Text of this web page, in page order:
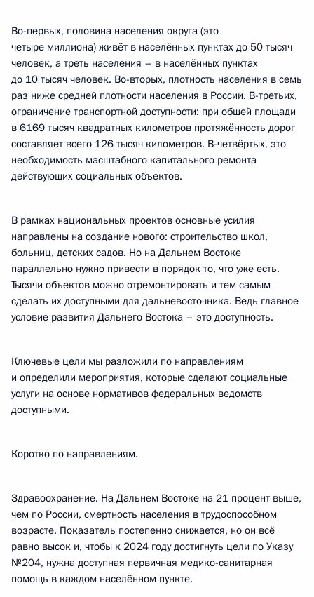
Во-первых, половина населения округа (это
четыре миллиона) живёт в населённых пунктах до 50 тысяч
человек, а треть населения – в населённых пунктах
до 10 тысяч человек. Во-вторых, плотность населения в семь
раз ниже средней плотности населения в России. В-третьих,
ограничение транспортной доступности: при общей площади
в 6169 тысяч квадратных километров протяжённость дорог
составляет всего 126 тысяч километров. В-четвёртых, это
необходимость масштабного капитального ремонта
действующих социальных объектов.
В рамках национальных проектов основные усилия
направлены на создание нового: строительство школ,
больниц, детских садов. Но на Дальнем Востоке
параллельно нужно привести в порядок то, что уже есть.
Тысячи объектов можно отремонтировать и тем самым
сделать их доступными для дальневосточника. Ведь главное
условие развития Дальнего Востока – это доступность.
Ключевые цели мы разложили по направлениям
и определили мероприятия, которые сделают социальные
услуги на основе нормативов федеральных ведомств
доступными.
Коротко по направлениям.
Здравоохранение. На Дальнем Востоке на 21 процент выше,
чем по России, смертность населения в трудоспособном
возрасте. Показатель постепенно снижается, но он всё
равно высок и, чтобы к 2024 году достигнуть цели по Указу
№204, нужна доступная первичная медико-санитарная
помощь в каждом населённом пункте.